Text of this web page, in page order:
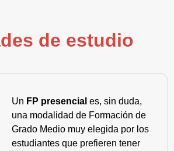
de estudio
Un FP presencial es, sin duda,
una modalidad de Formación de
Grado Medio muy elegida por los
estudiantes que prefieren tener